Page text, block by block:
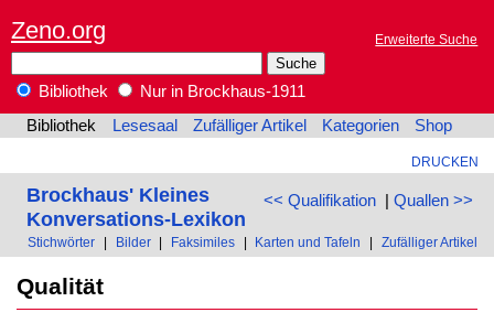
Zeno.org Erweiterte Suche
Bibliothek
Nur in Brockhaus-1911
Bibliothek
Lesesaal Zufälliger Artikel Kategorien Shop
DRUCKEN
<< Qualifikation| Quallen >>
Brockhaus' Kleines
Konversations-Lexikon
Stichwörter Bilder Faksimiles Karten und Tafeln Zufälliger Artikel
Qualität